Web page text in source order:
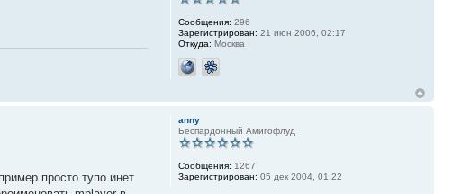
Сообщения: 296
Зарегистрирован: 21 июн 2006, 02:17
Откуда: Москва
просто тупо инет
anny
Беспардонный Амигофлуд
Сообщения: 1267
Зарегистрирован: 05 дек 2004, 01:22